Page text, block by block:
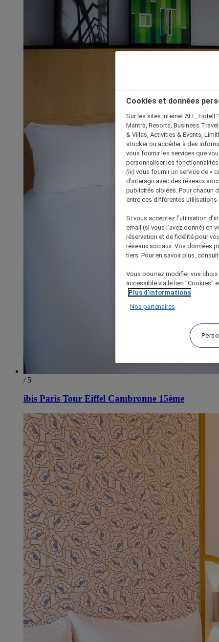
/ 5
ibis Paris Tour Eiffel Cambronne 15ème
Cookies et données
Sur les sites internet ALL,
Mantra, Resorts, Business
& Villas, Activities & Events,
stocker ou accéder à des
vous fournir les services que
personnaliser les
(iv) vous fournir un service de «
d'interagir avec des réseaux
publicités ciblées. Pour chacun
entre ces différentes utilisations
Si vous acceptez l’utilisation
email (si vous l’avez donné) en
réservation et de fidélité pour
réseaux sociaux. Vos données
tiers. Pour en savoir plus,
Vous pourrez modifier vos
accessible via le lien "Cookies"
Plus d'informations
Nos partenaires